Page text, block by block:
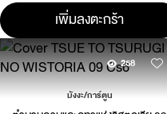
เพิ่มลงตะกร้า
258
มังงะ/การ์ตูน